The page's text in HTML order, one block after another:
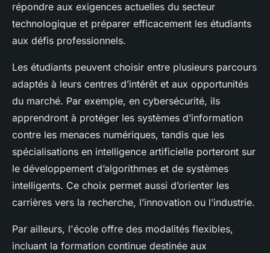
répondre aux exigences actuelles du secteur
technologique et préparer efficacement les étudiants
aux défis professionnels.
Les étudiants peuvent choisir entre plusieurs parcours
adaptés à leurs centres d’intérêt et aux opportunités
du marché. Par exemple, en cybersécurité, ils
apprendront à protéger les systèmes d’information
contre les menaces numériques, tandis que les
spécialisations en intelligence artificielle porteront sur
le développement d’algorithmes et de systèmes
intelligents. Ce choix permet aussi d’orienter les
carrières vers la recherche, l’innovation ou l’industrie.
Par ailleurs, l'école offre des modalités flexibles,
incluant la formation continue destinée aux